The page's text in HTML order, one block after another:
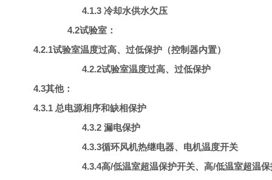
4.1.3 冷却水供水欠压
4.2试验室：
4.2.1试验室温度过高、过低保护（控制器内置）
4.2.2试验室温度过高、过低保护
4.3其他：
4.3.1 总电源相序和缺相保护
4.3.2 漏电保护
4.3.3循环风机热继电器、电机温度开关
4.3.4高/低温室超温保护开关、高/低温室超温